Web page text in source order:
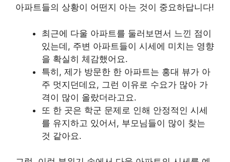
아파트들의 상황이 어떤지 아는 것이 중요하답니다!
최근에 다울 아파트를 둘러보면서 느낀 점이
있는데, 주변 아파트들이 시세에 미치는 영향
을 확실히 체감했어요.
특히, 제가 방문한 한 아파트는 홍대 뷰가 아
주 멋지던데요, 그런 이유로 수요가 많아 가
격이 많이 올랐더라고요.
또 한 곳은 학군 문제로 인해 안정적인 시세
를 유지하고 있어서, 부모님들이 많이 찾는
것 같아요.